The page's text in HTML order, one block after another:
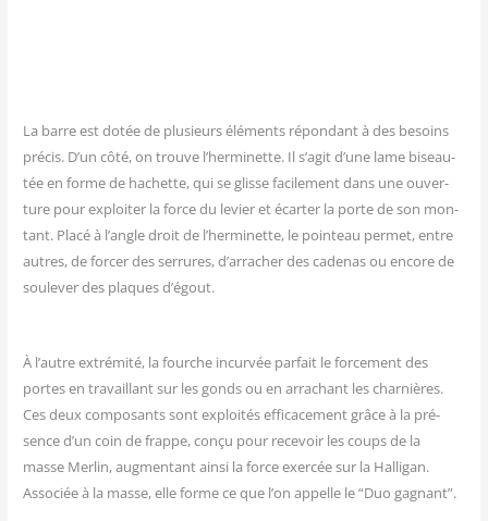
La barre est dotée de plu­sieurs élé­ments répon­dant à des besoins
pré­cis. D’un côté, on trouve l’herminette. Il s’agit d’une lame biseau­
tée en forme de hachette, qui se glisse faci­le­ment dans une ouver­
ture pour exploi­ter la force du levier et écar­ter la porte de son mon­
tant. Pla­cé à l’angle droit de l’her­mi­nette, le poin­teau per­met, entre
autres, de for­cer des ser­rures, d’ar­ra­cher des cade­nas ou encore de
sou­le­ver des plaques d’égout.
À l’autre extré­mi­té, la fourche incur­vée par­fait le for­ce­ment des
portes en tra­vaillant sur les gonds ou en arra­chant les char­nières.
Ces deux com­po­sants sont exploi­tés effi­ca­ce­ment grâce à la pré­
sence d’un coin de frappe, conçu pour rece­voir les coups de la
masse Mer­lin, aug­men­tant ain­si la force exer­cée sur la Hal­li­gan.
Asso­ciée à la masse, elle forme ce que l’on appelle le “Duo gagnant”.